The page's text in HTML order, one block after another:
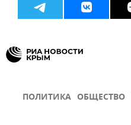
ПОЛИТИКА ОБЩЕСТВО